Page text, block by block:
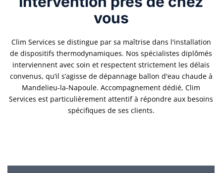
vous
Clim Services se distingue par sa maîtrise dans l'installation
de dispositifs thermodynamiques. Nos spécialistes diplômés
interviennent avec soin et respectent strictement les délais
convenus, qu’il s’agisse de dépannage ballon d'eau chaude à
Mandelieu-la-Napoule. Accompagnement dédié, Clim
Services est particulièrement attentif à répondre aux besoins
spécifiques de ses clients.